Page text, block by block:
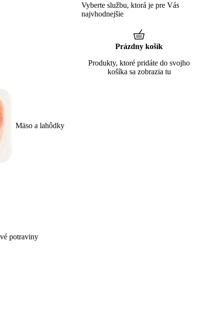
Mäso a lahôdky
potraviny
Vyberte službu, ktorá je pre Vás
najvhodnejšie
Prázdny košík
Produkty, ktoré pridáte do svojho
košíka sa zobrazia tu